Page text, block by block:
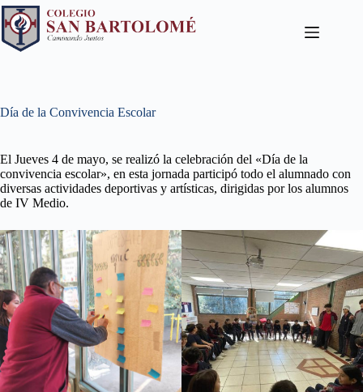
Día de la Convivencia Escolar
El Jueves 4 de mayo, se realizó la celebración del «Día de la
convivencia escolar», en esta jornada participó todo el alumnado con
diversas actividades deportivas y artísticas, dirigidas por los alumnos
de IV Medio.